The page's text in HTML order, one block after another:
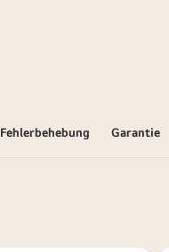
Fehlerbehebung Garantie